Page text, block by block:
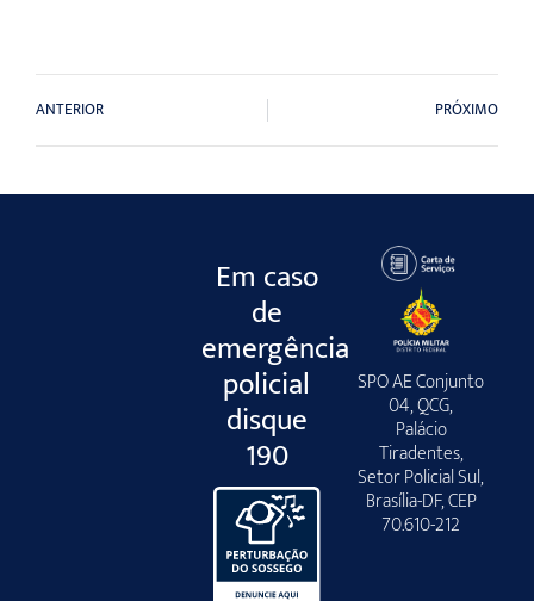
ANTERIOR PRÓXIMO
Em caso
de
emergência
policial
disque
190
SPO AE Conjunto
04, QCG,
Palácio
Tiradentes,
Setor Policial Sul,
Brasília-DF, CEP
70.610-212